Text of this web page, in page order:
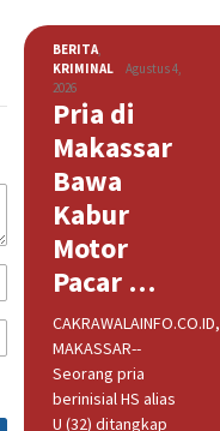
BERITA,
KRIMINAL
Agustus 4,
2026
Pria di
Makassar
Bawa
Kabur
Motor
Pacar …
CAKRAWALAINFO.CO.ID,
MAKASSAR--
Seorang pria
berinisial HS alias
U (32) ditangkap